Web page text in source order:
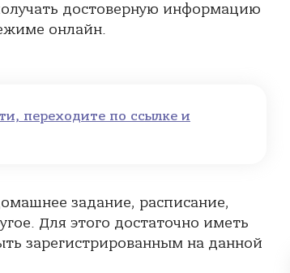
достоверную информацию
онлайн.
переходите по ссылке и
задание, расписание,
Для этого достаточно иметь
зарегистрированным на данной